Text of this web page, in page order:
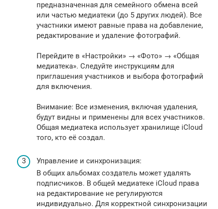
предназначенная для семейного обмена всей
или частью медиатеки (до 5 других людей). Все
участники имеют равные права на добавление,
редактирование и удаление фотографий.
Перейдите в «Настройки» → «Фото» → «Общая
медиатека». Следуйте инструкциям для
приглашения участников и выбора фотографий
для включения.
Внимание: Все изменения, включая удаления,
будут видны и применены для всех участников.
Общая медиатека использует хранилище iCloud
того, кто её создал.
Управление и синхронизация:
В общих альбомах создатель может удалять
подписчиков. В общей медиатеке iCloud права
на редактирование не регулируются
индивидуально. Для корректной синхронизации